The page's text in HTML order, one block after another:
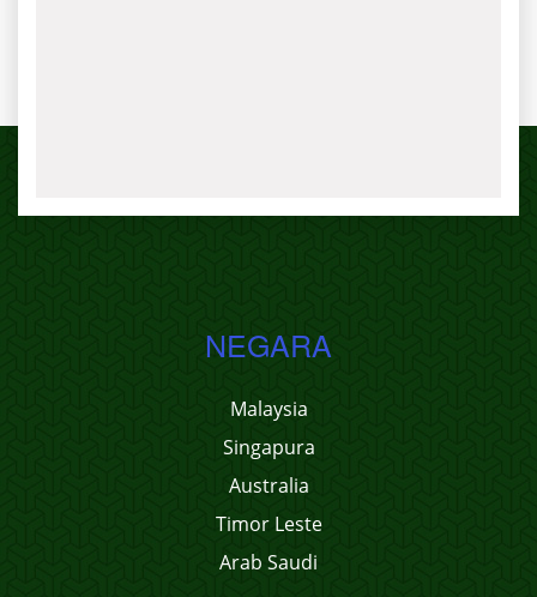
NEGARA
Malaysia
Singapura
Australia
Timor Leste
Arab Saudi